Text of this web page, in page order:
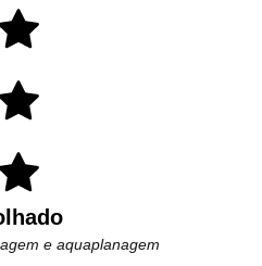
e aquaplanagem